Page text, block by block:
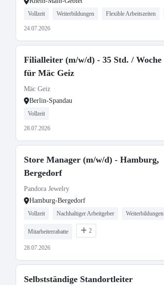
Vollzeit Weiterbildungen Flexible Arbeitszeiten
24.07.2026
Filialleiter (m/w/d) - 35 Std. / Woche
für Mäc Geiz
Mäc Geiz
Berlin-Spandau
Vollzeit
28.07.2026
Store Manager (m/w/d) - Hamburg,
Bergedorf
Pandora Jewelry
Hamburg-Bergedorf
Vollzeit Nachhaltiger Arbeitgeber Weiterbildungen
Mitarbeiterrabatte 2
28.07.2026
Selbstständige Standortleiter